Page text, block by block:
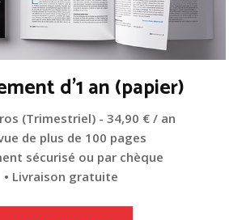
d'1 an (papier)
(Trimestriel) - 34,90 € / an
de plus de 100 pages
sécurisé ou par chèque
• Livraison gratuite